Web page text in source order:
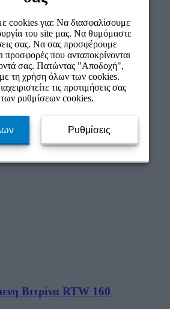
cookies για: Να διασφαλίσουμε
του site μας. Να θυμόμαστε
σας. Να σας προσφέρουμε
προσφορές που ανταποκρίνονται
σας. Πατώντας "Αποδοχή",
τη χρήση όλων των cookies.
τις προτιμήσεις σας
ρυθμίσεων cookies.
Ρυθμίσεις
Βιτρίνα RTW 160